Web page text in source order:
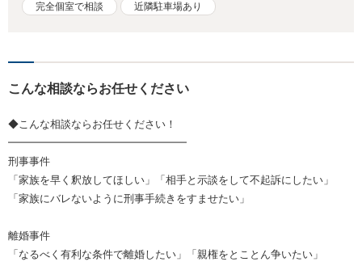
完全個室で相談 近隣駐車場あり
こんな相談ならお任せください
◆こんな相談ならお任せください！
━━━━━━━━━━━━━━━━━
刑事事件
「家族を早く釈放してほしい」「相手と示談をして不起訴にしたい」
「家族にバレないように刑事手続きをすませたい」
離婚事件
「なるべく有利な条件で離婚したい」「親権をとことん争いたい」